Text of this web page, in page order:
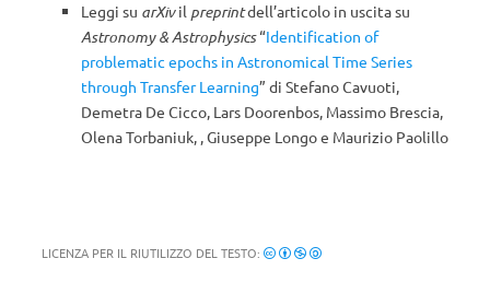
Leggi su arXivil preprintdell’articolo in uscita su
Astronomy & Astrophysics“Identification of
problematic epochs in Astronomical Time Series
through Transfer Learning” di Stefano Cavuoti,
Demetra De Cicco, Lars Doorenbos, Massimo Brescia,
Olena Torbaniuk, , Giuseppe Longo e Maurizio Paolillo
LICENZA PER IL RIUTILIZZO DEL TESTO: